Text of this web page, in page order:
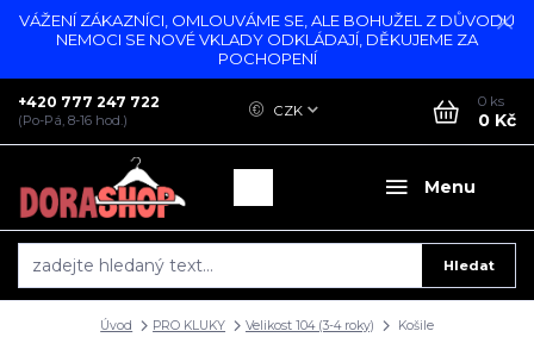
VÁŽENÍ ZÁKAZNÍCI, OMLOUVÁME SE, ALE BOHUŽEL Z DŮVODU
NEMOCI SE NOVÉ VKLADY ODKLÁDAJÍ, DĚKUJEME ZA
POCHOPENÍ
Menu
CZK
Hledat
+420 777 247 722
(Po-Pá, 8-16 hod.)
0 ks
0 Kč
Úvod PRO KLUKY Velikost 104 (3-4 roky) Košile